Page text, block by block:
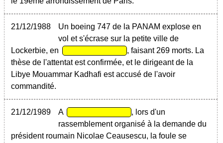
21/12/1988
Un boeing 747 de la PANAM explose en
vol et s'écrase sur la petite ville de
Lockerbie, en
, faisant 269 morts. La
thèse de l'attentat est confirmée, et le dirigeant de la
Libye Mouammar Kadhafi est accusé de l'avoir
commandité.
21/12/1989 A
, lors d'un
rassemblement organisé à la demande du
président roumain Nicolae Ceausescu, la foule se